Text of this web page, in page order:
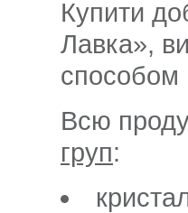
Купити
Лавка»,
способом
Всю
груп: